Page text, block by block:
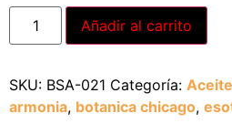
Añadir al carrito
SKU: BSA-021 Categoría:
armonia, botanica chicago,